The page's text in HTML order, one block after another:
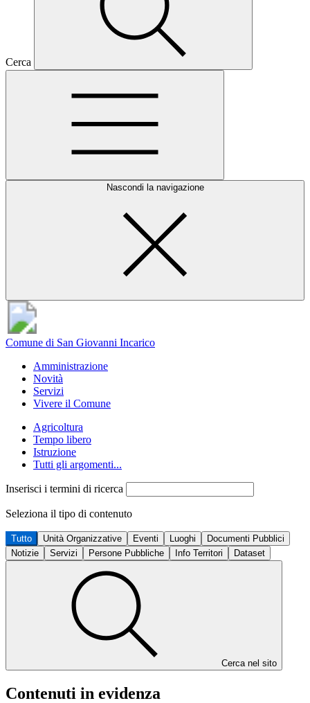
Cerca
Nascondi la navigazione
Comune di San Giovanni Incarico
Amministrazione
Novità
Servizi
Vivere il Comune
Agricoltura
Tempo libero
Istruzione
Tutti gli argomenti...
Inserisci i termini di ricerca
Seleziona il tipo di contenuto
Tutto Unità Organizzative Eventi Luoghi
Documenti Pubblici
Notizie
Servizi Persone Pubbliche Info Territori Dataset
Cerca nel sito
Contenuti in evidenza